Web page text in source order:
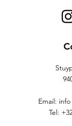
Email:
Tel: